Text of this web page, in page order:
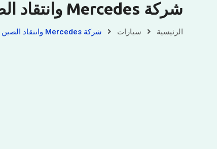
شركة Mercedes وانتقاد الصين في صناعة السيارات الكهربائية 2016
الرئيسية سيارات شركة Mercedes وانتقاد الصين في صناعة السيارات الكهربائية 2016